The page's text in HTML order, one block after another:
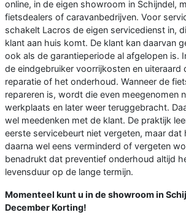
online, in de eigen showroom in Schijndel,
fietsdealers of caravanbedrijven. Voor
schakelt Lacros de eigen servicedienst in,
klant aan huis komt. De klant kan daarvan
ook als de garantieperiode al afgelopen is.
de eindgebruiker voorrijkosten en uiteraard
reparatie of het onderhoud. Wanneer de
repareren is, wordt die even meegenomen
werkplaats en later weer teruggebracht.
wel meedenken met de klant. De praktijk
eerste servicebeurt niet vergeten, maar dat
daarna wel eens verminderd of vergeten
benadrukt dat preventief onderhoud altijd
levensduur op de lange termijn.
Momenteel kunt u in de showroom in
December Korting!